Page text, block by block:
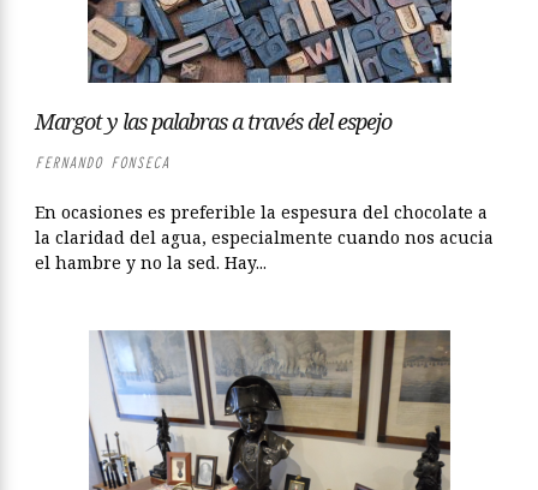
Margot y las palabras a través del espejo
FERNANDO FONSECA
En ocasiones es preferible la espesura del chocolate a
la claridad del agua, especialmente cuando nos acucia
el hambre y no la sed. Hay...